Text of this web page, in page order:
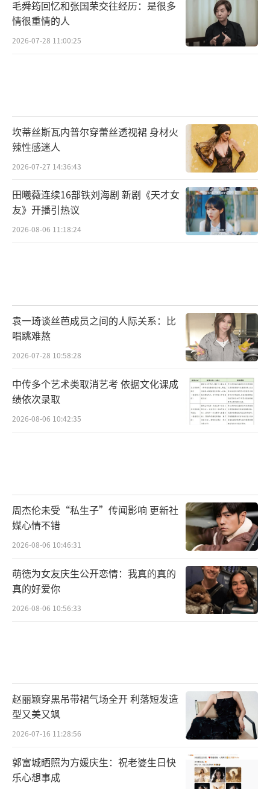
毛舜筠回忆和张国荣交往经历：是很多
情很重情的人
2026-07-28 11:00:25
坎蒂丝斯瓦内普尔穿蕾丝透视裙 身材火
辣性感迷人
2026-07-27 14:36:43
田曦薇连续16部铁刘海剧 新剧《天才女
友》开播引热议
2026-08-06 11:18:24
袁一琦谈丝芭成员之间的人际关系：比
唱跳难熬
2026-07-28 10:58:28
中传多个艺术类取消艺考 依据文化课成
绩依次录取
2026-08-06 10:42:35
周杰伦未受“私生子”传闻影响 更新社
媒心情不错
2026-08-06 10:46:31
萌徳为女友庆生公开恋情：我真的真的
真的好爱你
2026-08-06 10:56:33
赵丽颖穿黑吊带裙气场全开 利落短发造
型又美又飒
2026-07-16 11:28:56
郭富城晒照为方媛庆生：祝老婆生日快
乐心想事成